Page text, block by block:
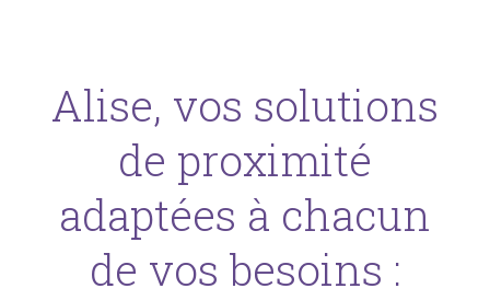
Alise, vos solutions
de proximité
adaptées à chacun
de vos besoins :